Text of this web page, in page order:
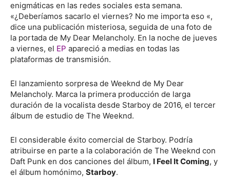
enigmáticas en las redes sociales esta semana.
«¿Deberíamos sacarlo el viernes? No me importa eso «,
dice una publicación misteriosa, seguida de una foto de
la portada de My Dear Melancholy. En la noche de jueves
a viernes, el EP apareció a medias en todas las
plataformas de transmisión.
El lanzamiento sorpresa de Weeknd de My Dear
Melancholy. Marca la primera producción de larga
duración de la vocalista desde Starboy de 2016, el tercer
álbum de estudio de The Weeknd.
El considerable éxito comercial de Starboy. Podría
atribuirse en parte a la colaboración de The Weeknd con
Daft Punk en dos canciones del álbum, I Feel It Coming, y
el álbum homónimo, Starboy.